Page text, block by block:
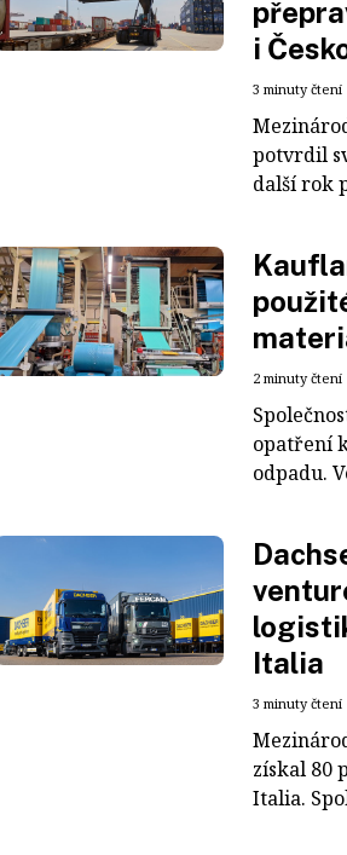
i
3 minuty čtení
potvrdil
další rok
2 minuty čtení
opatření
odpadu.
Italia
3 minuty čtení
získal 80
Italia.